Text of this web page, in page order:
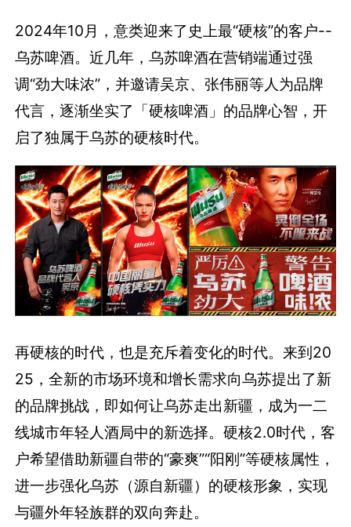
2024年10月，意类迎来了史上最“硬核”的客户--
乌苏啤酒。近几年，乌苏啤酒在营销端通过强
调“劲大味浓”，并邀请吴京、张伟丽等人为品牌
代言，逐渐坐实了「硬核啤酒」的品牌心智，开
启了独属于乌苏的硬核时代。
再硬核的时代，也是充斥着变化的时代。来到20
25，全新的市场环境和增长需求向乌苏提出了新
的品牌挑战，即如何让乌苏走出新疆，成为一二
线城市年轻人酒局中的新选择。硬核2.0时代，客
户希望借助新疆自带的“豪爽”“阳刚”等硬核属性，
进一步强化乌苏（源自新疆）的硬核形象，实现
与疆外年轻族群的双向奔赴。